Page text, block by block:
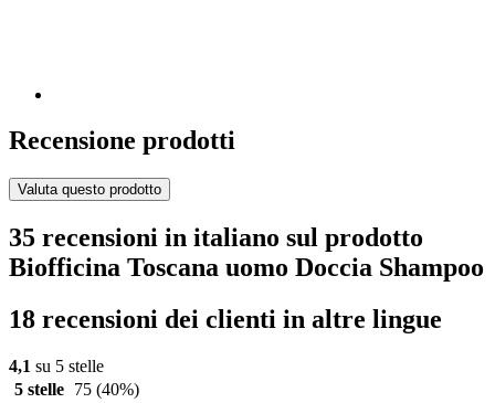
Recensione prodotti
Valuta questo prodotto
35 recensioni in italiano sul prodotto
Biofficina Toscana uomo Doccia Shampoo
18 recensioni dei clienti in altre lingue
4,1 su 5 stelle
5 stelle
75 (40%)